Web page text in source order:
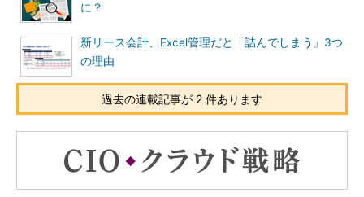
に？
新リース会計、Excel管理だと「詰んでしまう」3つ
の理由
過去の連載記事が 2 件あります